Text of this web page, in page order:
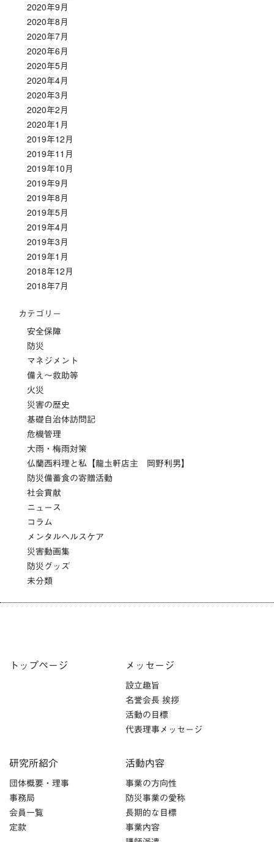
2020年9月
2020年8月
2020年7月
2020年6月
2020年5月
2020年4月
2020年3月
2020年2月
2020年1月
2019年12月
2019年11月
2019年10月
2019年9月
2019年8月
2019年5月
2019年4月
2019年3月
2019年1月
2018年12月
2018年7月
カテゴリー
安全保障
防災
マネジメント
備え～救助等
火災
災害の歴史
基礎自治体訪問記
危機管理
大雨・梅雨対策
仏蘭西料理と私【龍圡軒店主 岡野利男】
防災備蓄食の寄贈活動
社会貢献
ニュース
コラム
メンタルヘルスケア
災害動画集
防災グッズ
未分類
トップページ メッセージ
設立趣旨
名誉会長 挨拶
活動の目標
代表理事メッセージ
研究所紹介
団体概要・理事
事務局
会員一覧
定款
活動内容
事業の方向性
防災事業の愛称
長期的な目標
事業内容